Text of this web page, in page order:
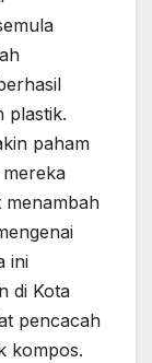
plastik.
paham
menambah
ini
di Kota
pencacah
kompos.